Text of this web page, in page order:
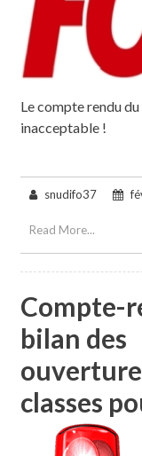
Le compte rendu
inacceptable !
snudifo37
Read More...
Compte-
bilan des
classes